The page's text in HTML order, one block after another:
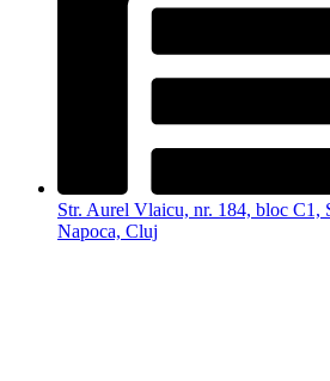
Str. Aurel Vlaicu, nr. 184, bloc C1,
Napoca, Cluj